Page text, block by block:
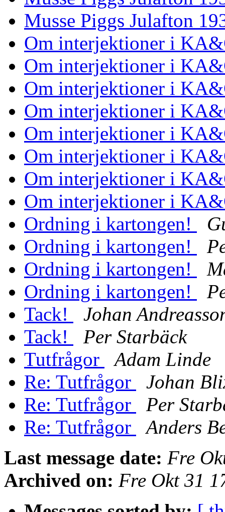
Musse Piggs Julafton
Om interjektioner i
Om interjektioner i
Om interjektioner i
Om interjektioner i
Om interjektioner i
Om interjektioner i
Om interjektioner i
Om interjektioner i
Ordning i kartongen!
Ordning i kartongen!
Ordning i kartongen!
Ordning i kartongen!
Tack!
Johan
Tack!
Per Starbäck
Tutfrågor
Adam Linde
Re: Tutfrågor
Johan
Re: Tutfrågor
Per
Re: Tutfrågor
Anders
Last message date: Fre
Archived on: Fre Okt 31